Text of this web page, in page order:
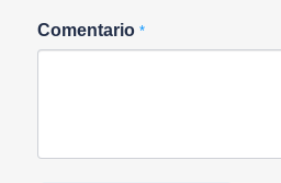
Comentario *